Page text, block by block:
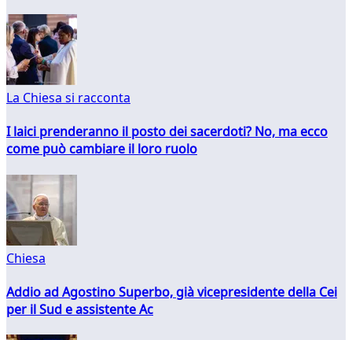
La Chiesa si racconta
I laici prenderanno il posto dei sacerdoti? No, ma ecco
come può cambiare il loro ruolo
Chiesa
Addio ad Agostino Superbo, già vicepresidente della Cei
per il Sud e assistente Ac